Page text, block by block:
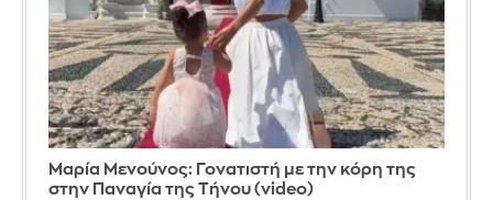
Μαρία Μενούνος: Γονατιστή με την κόρη της
στην Παναγία της Τήνου (video)